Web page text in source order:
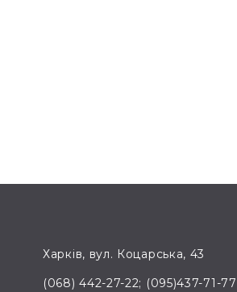
Харків, вул. Коцарська, 43
(068) 442-27-22; (095)437-71-77